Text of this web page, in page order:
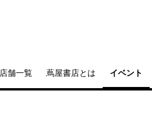
店舗一覧 蔦屋書店とは イベント